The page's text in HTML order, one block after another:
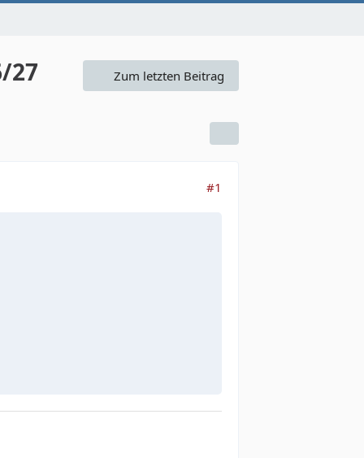
27 Zum letzten Beitrag
#1